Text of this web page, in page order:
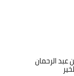
الرحمان